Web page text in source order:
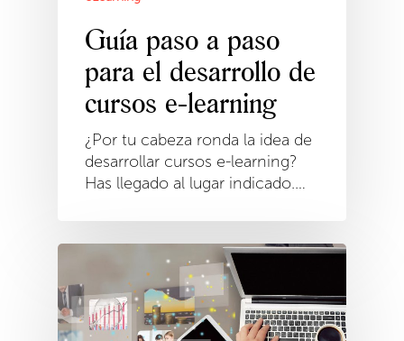
Guía paso a paso
para el desarrollo de
cursos e-learning
¿Por tu cabeza ronda la idea de
desarrollar cursos e-learning?
Has llegado al lugar indicado.…